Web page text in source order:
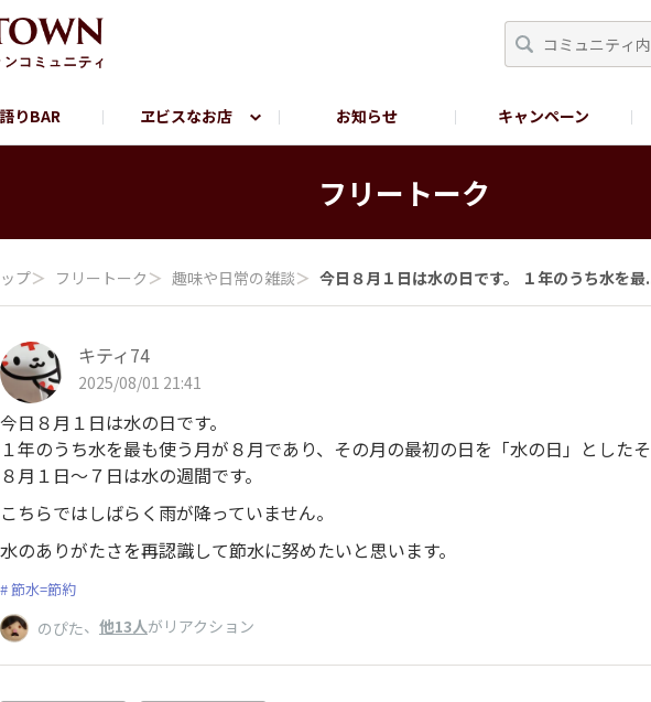
りBAR ヱビスなお店 お知らせ キャンペーン
フリートーク
プ＞ フリートーク ＞ 趣味や日常の雑談＞ 今日８月１日は水の日です。 １年のうち水を最
キティ74
2025/08/01 21:41
今日８月１日は水の日です。
１年のうち水を最も使う月が８月であり、その月の最初の日を「水の日」としたそ
８月１日〜７日は水の週間です。
こちらではしばらく雨が降っていません。
水のありがたさを再認識して節水に努めたいと思います。
節水=節約
のぴた、 他13人がリアクション